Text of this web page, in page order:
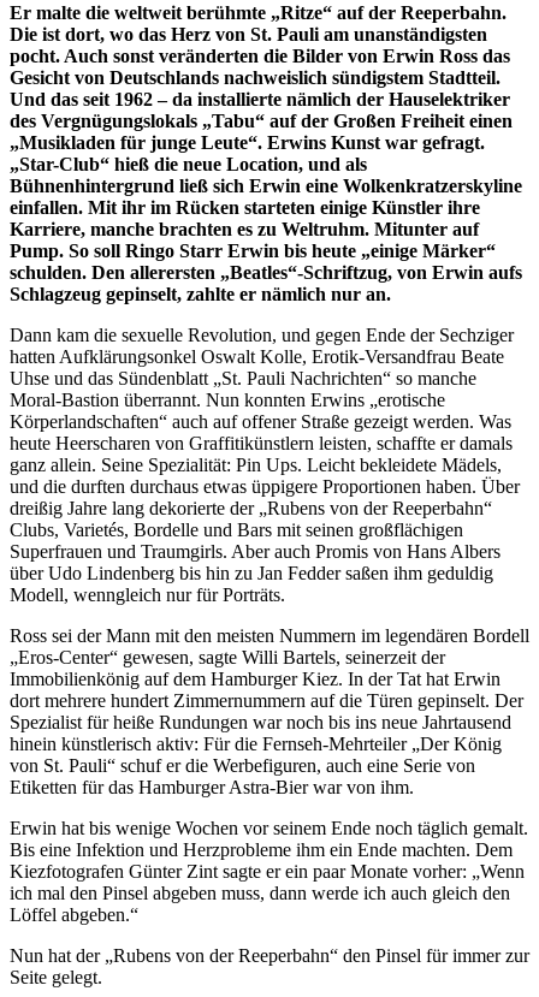
Er malte die weltweit berühmte „Ritze“ auf der Reeperbahn.
Die ist dort, wo das Herz von St. Pauli am unanständigsten
pocht. Auch sonst veränderten die Bilder von Erwin Ross das
Gesicht von Deutschlands nachweislich sündigstem Stadtteil.
Und das seit 1962 – da installierte nämlich der Hauselektriker
des Vergnügungslokals „Tabu“ auf der Großen Freiheit einen
„Musikladen für junge Leute“. Erwins Kunst war gefragt.
„Star-Club“ hieß die neue Location, und als
Bühnenhintergrund ließ sich Erwin eine Wolkenkratzerskyline
einfallen. Mit ihr im Rücken starteten einige Künstler ihre
Karriere, manche brachten es zu Weltruhm. Mitunter auf
Pump. So soll Ringo Starr Erwin bis heute „einige Märker“
schulden. Den allerersten „Beatles“-Schriftzug, von Erwin aufs
Schlagzeug gepinselt, zahlte er nämlich nur an.
Dann kam die sexuelle Revolution, und gegen Ende der Sechziger
hatten Aufklärungsonkel Oswalt Kolle, Erotik-Versandfrau Beate
Uhse und das Sündenblatt „St. Pauli Nachrichten“ so manche
Moral-Bastion überrannt. Nun konnten Erwins „erotische
Körperlandschaften“ auch auf offener Straße gezeigt werden. Was
heute Heerscharen von Graffitikünstlern leisten, schaffte er damals
ganz allein. Seine Spezialität: Pin Ups. Leicht bekleidete Mädels,
und die durften durchaus etwas üppigere Proportionen haben. Über
dreißig Jahre lang dekorierte der „Rubens von der Reeperbahn“
Clubs, Varietés, Bordelle und Bars mit seinen großflächigen
Superfrauen und Traumgirls. Aber auch Promis von Hans Albers
über Udo Lindenberg bis hin zu Jan Fedder saßen ihm geduldig
Modell, wenngleich nur für Porträts.
Ross sei der Mann mit den meisten Nummern im legendären Bordell
„Eros-Center“ gewesen, sagte Willi Bartels, seinerzeit der
Immobilienkönig auf dem Hamburger Kiez. In der Tat hat Erwin
dort mehrere hundert Zimmernummern auf die Türen gepinselt. Der
Spezialist für heiße Rundungen war noch bis ins neue Jahrtausend
hinein künstlerisch aktiv: Für die Fernseh-Mehrteiler „Der König
von St. Pauli“ schuf er die Werbefiguren, auch eine Serie von
Etiketten für das Hamburger Astra-Bier war von ihm.
Erwin hat bis wenige Wochen vor seinem Ende noch täglich gemalt.
Bis eine Infektion und Herzprobleme ihm ein Ende machten. Dem
Kiezfotografen Günter Zint sagte er ein paar Monate vorher: „Wenn
ich mal den Pinsel abgeben muss, dann werde ich auch gleich den
Löffel abgeben.“
Nun hat der „Rubens von der Reeperbahn“ den Pinsel für immer zur
Seite gelegt.